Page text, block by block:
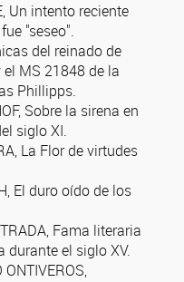
Un intento reciente
"seseo".
del reinado de
MS 21848 de la
Phillipps.
Sobre la sirena en
siglo XI.
La Flor de virtudes
El duro oído de los
Fama literaria
durante el siglo XV.
ONTIVEROS,